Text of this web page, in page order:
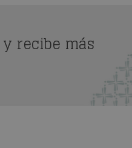
recibe más